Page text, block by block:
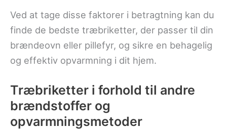
Ved at tage disse faktorer i betragtning kan du
finde de bedste træbriketter, der passer til din
brændeovn eller pillefyr, og sikre en behagelig
og effektiv opvarmning i dit hjem.
Træbriketter i forhold til andre
brændstoffer og
opvarmningsmetoder